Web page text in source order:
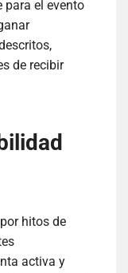
para el evento
de recibir
hitos de
activa y